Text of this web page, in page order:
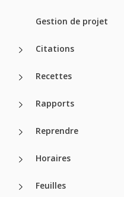
Gestion de projet
Citations
Recettes
Rapports
Reprendre
Horaires
Feuilles